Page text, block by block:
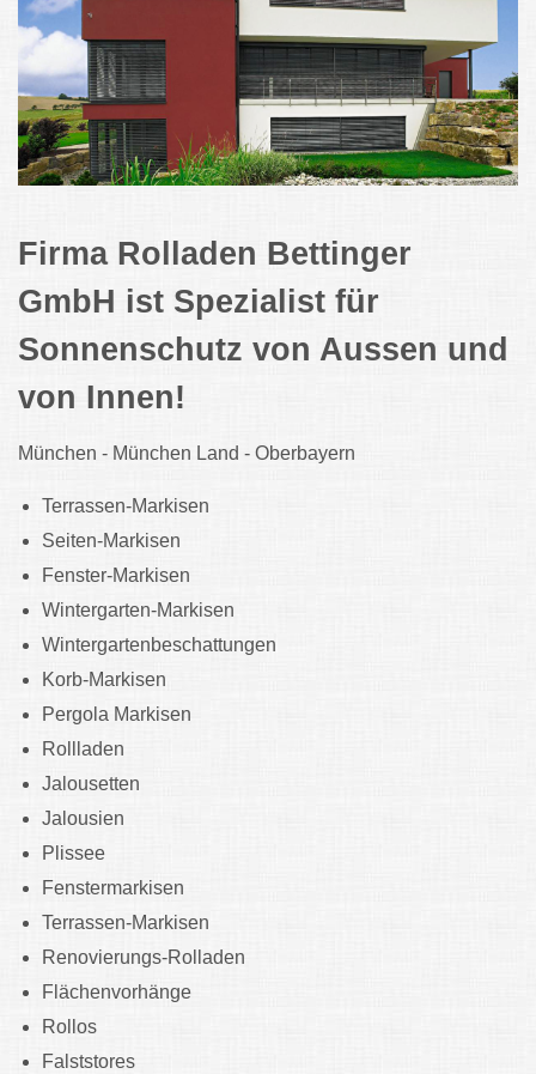
Firma Rolladen Bettinger
GmbH ist Spezialist für
Sonnenschutz von Aussen und
von Innen!
München - München Land - Oberbayern
Terrassen-Markisen
Seiten-Markisen
Fenster-Markisen
Wintergarten-Markisen
Wintergartenbeschattungen
Korb-Markisen
Pergola Markisen
Rollladen
Jalousetten
Jalousien
Plissee
Fenstermarkisen
Terrassen-Markisen
Renovierungs-Rolladen
Flächenvorhänge
Rollos
Falststores